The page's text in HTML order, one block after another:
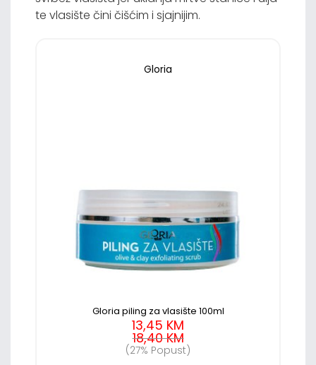
te vlasište čini čišćim i sjajnijim.
Gloria
Gloria piling za vlasište 100ml
13,45 KM
18,40 KM
(27% Popust)